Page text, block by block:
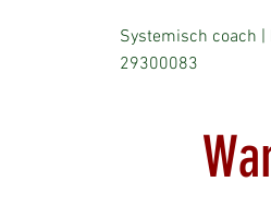
Systemisch coach
29300083